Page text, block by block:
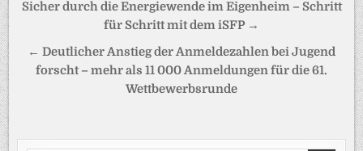
Sicher durch die Energiewende im Eigenheim – Schritt
für Schritt mit dem iSFP →
← Deutlicher Anstieg der Anmeldezahlen bei Jugend
forscht – mehr als 11 000 Anmeldungen für die 61.
Wettbewerbsrunde